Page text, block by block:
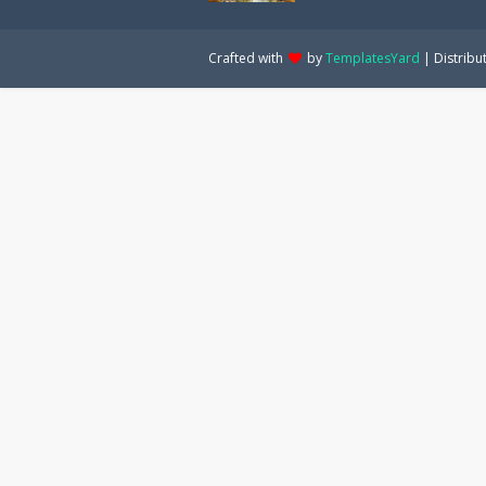
Crafted with byTemplatesYard |